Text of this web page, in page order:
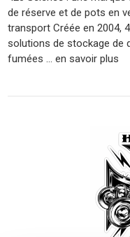
de réserve et de pots en
transport Créée en 2004,
solutions de stockage de
fumées ... en savoir plus